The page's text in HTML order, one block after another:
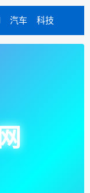
汽车 科技